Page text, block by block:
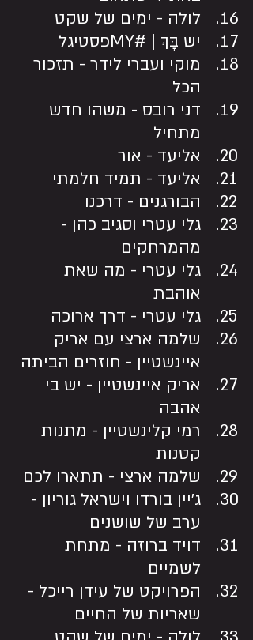
לולה - ימים של שקט
יש בָּךְ | #MYפסטיגל
מוקי ועברי לידר - תזכור
הכל
דני רובס - משהו חדש
מתחיל
אליעד - אור
אליעד - תמיד חלמתי
הבורגנים - דרכנו
גלי עטרי וסגיב כהן -
מהמרחקים
גלי עטרי - מה שאת
אוהבת
גלי עטרי - דרך ארוכה
שלמה ארצי עם אריק
איינשטיין - חוזרים הביתה
אריק איינשטיין - יש בי
אהבה
רמי קלינשטיין - מתנות
קטנות
שלמה ארצי - תתארו לכם
ג׳יין בורדו וישראל גוריון -
ערב של שושנים
דויד ברוזה - מתחת
לשמיים
הפרויקט של עידן רייכל -
שאריות של החיים